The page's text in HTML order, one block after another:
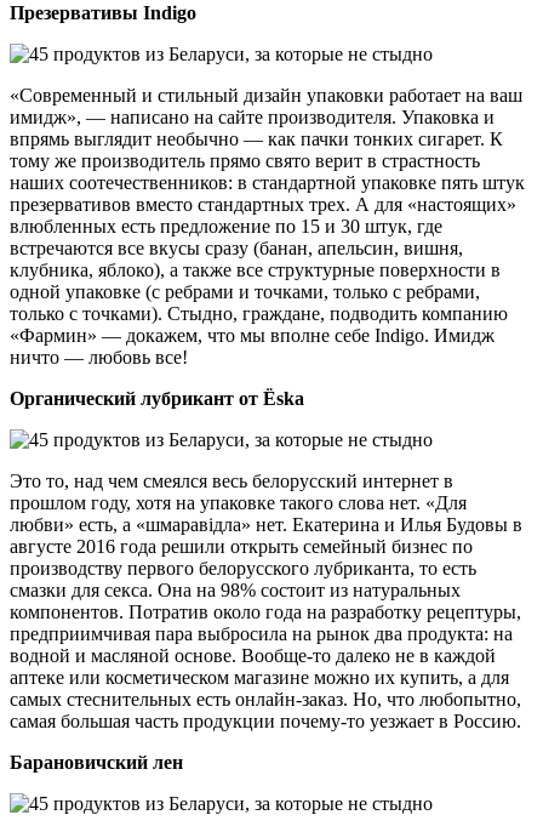
Презервативы Indigo
«Современный и стильный дизайн упаковки работает на ваш
имидж», — написано на сайте производителя. Упаковка и
впрямь выглядит необычно — как пачки тонких сигарет. К
тому же производитель прямо свято верит в страстность
наших соотечественников: в стандартной упаковке пять штук
презервативов вместо стандартных трех. А для «настоящих»
влюбленных есть предложение по 15 и 30 штук, где
встречаются все вкусы сразу (банан, апельсин, вишня,
клубника, яблоко), а также все структурные поверхности в
одной упаковке (с ребрами и точками, только с ребрами,
только с точками). Стыдно, граждане, подводить компанию
«Фармин» — докажем, что мы вполне себе Indigo. Имидж
ничто — любовь все!
Органический лубрикант от Ёska
Это то, над чем смеялся весь белорусский интернет в
прошлом году, хотя на упаковке такого слова нет. «Для
любви» есть, а «шмаравiдла» нет. Екатерина и Илья Будовы в
августе 2016 года решили открыть семейный бизнес по
производству первого белорусского лубриканта, то есть
смазки для секса. Она на 98% состоит из натуральных
компонентов. Потратив около года на разработку рецептуры,
предприимчивая пара выбросила на рынок два продукта: на
водной и масляной основе. Вообще-то далеко не в каждой
аптеке или косметическом магазине можно их купить, а для
самых стеснительных есть онлайн-заказ. Но, что любопытно,
самая большая часть продукции почему-то уезжает в Россию.
Барановичский лен